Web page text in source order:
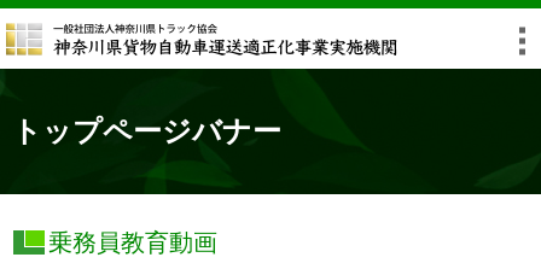
トップページバナー
乗務員教育動画